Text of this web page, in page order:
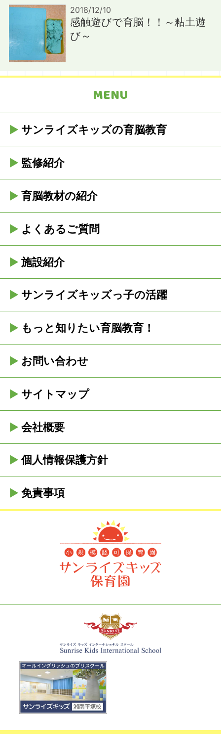
2018/12/10
感触遊びで育脳！！～粘土遊
び～
MENU
サンライズキッズの育脳教育
監修紹介
育脳教材の紹介
よくあるご質問
施設紹介
サンライズキッズっ子の活躍
もっと知りたい育脳教育！
お問い合わせ
サイトマップ
会社概要
個人情報保護方針
免責事項